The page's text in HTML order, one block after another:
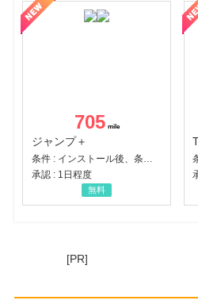
705
ジャンプ＋
承認 : 1日程度
無料
[PR]